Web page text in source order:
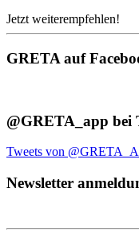
Jetzt weiterempfehlen!
GRETA auf
@GRETA_app bei
Tweets von
Newsletter